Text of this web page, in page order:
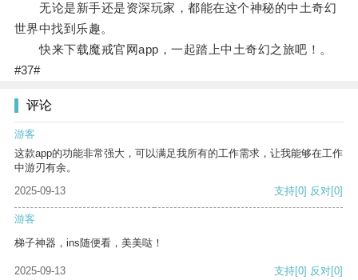
无论是新手还是资深玩家，都能在这个神秘的中土奇幻
世界中找到乐趣。
快来下载魔戒官网app，一起踏上中土奇幻之旅吧！。
#37#
评论
游客
这款app的功能非常强大，可以满足我所有的工作需求，让我能够在工作
中游刃有余。
2025-09-13
支持[0] 反对[0]
游客
梯子神器，ins随便看，美美哒！
2025-09-13 支持[0] 反对[0]